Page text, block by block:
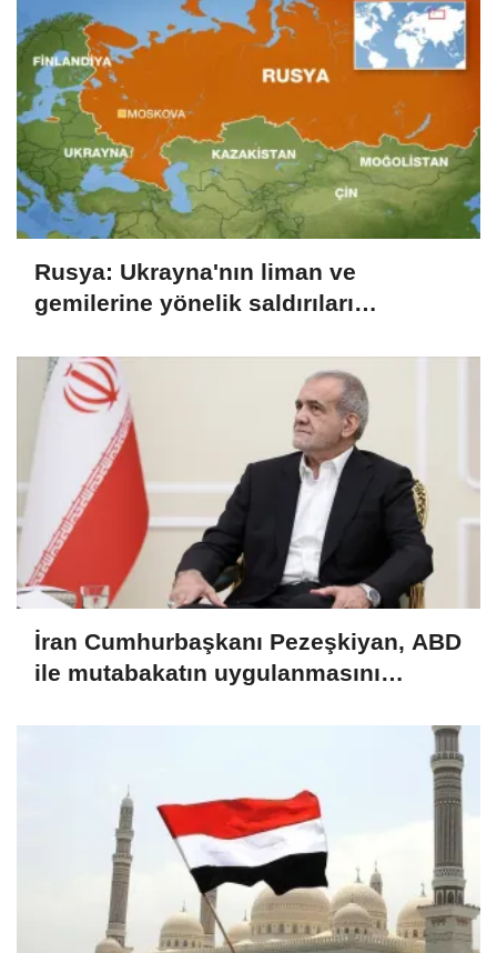
Rusya: Ukrayna'nın liman ve
gemilerine yönelik saldırıları
İran Cumhurbaşkanı Pezeşkiyan, ABD
ile mutabakatın uygulanmasını